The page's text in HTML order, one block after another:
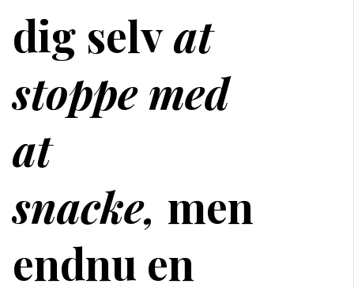
dig selvat
stoppe med
at
snacke, men
endnu en